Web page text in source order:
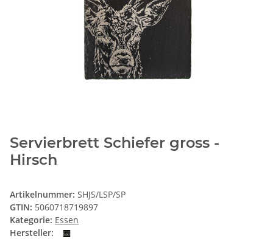
Servierbrett Schiefer gross -
Hirsch
Artikelnummer: SHJS/LSP/SP
GTIN: 5060718719897
Kategorie: Essen
Hersteller: